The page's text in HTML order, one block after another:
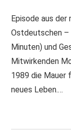
Episode aus der
Ostdeutschen –
Minuten) und
Mitwirkenden
1989 die Mauer
neues Leben.…